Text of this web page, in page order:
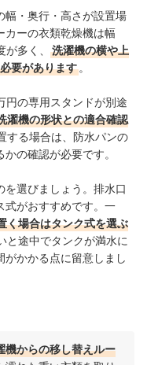
幅・奥行・高さが設置場
カーの衣類乾燥機は幅
多く、
洗濯機の横や上
要があります 。
円の専用スタンドが別途
濯機の形状との適合確認
する場合は、防水パンの
の確認が必要です。
選びましょう。排水口
式がおすすめです。一
く場合はタンク式を選ぶ
と途中でタンクが満水に
かかる点に留意しまし
機からの移し替えルー